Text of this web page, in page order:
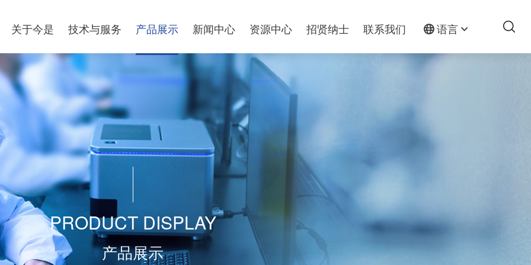
关于今是 技术与服务 产品展示 新闻中心 资源中心 招贤纳士 联系我们 语言
PRODUCT DISPLAY
产品展示